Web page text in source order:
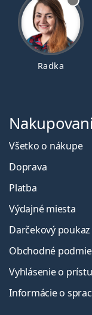
Radka
Všetko o nákupe
Doprava
Platba
Výdajné miesta
Darčekový poukaz
Obchodné
Vyhlásenie o
Informácie o